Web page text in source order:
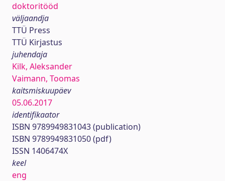
doktoritööd
väljaandja
TTÜ Press
TTÜ Kirjastus
juhendaja
Kilk, Aleksander
Vaimann, Toomas
kaitsmiskuupäev
05.06.2017
identifikaator
ISBN 9789949831043 (publication)
ISBN 9789949831050 (pdf)
ISSN 1406474X
keel
eng